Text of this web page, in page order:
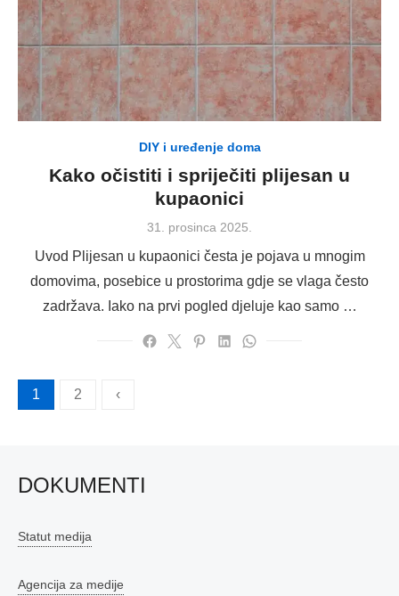
DIY i uređenje doma
Kako očistiti i spriječiti plijesan u
kupaonici
Posted
31. prosinca 2025.
Uvod Plijesan u kupaonici česta je pojava u mnogim
domovima, posebice u prostorima gdje se vlaga često
zadržava. Iako na prvi pogled djeluje kao samo …
Brojevi
1 2 ‹
DOKUMENTI
Statut medija
Agencija za medije